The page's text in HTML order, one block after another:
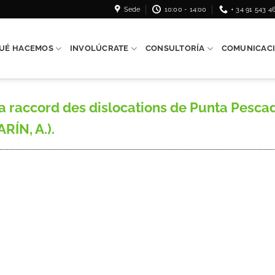
Sede 10:00 - 14:00 + 34 91 543
HACEMOS INVOLÚCRATE CONSULTORÍA
raccord des dislocations de Punta
A.).